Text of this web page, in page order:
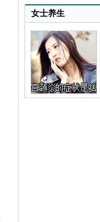
女士养生